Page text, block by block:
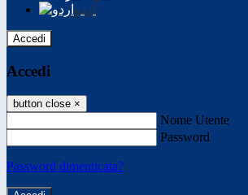
اردو
Accedi
Accedi
button close ×
Nome Utente
Password
Password dimenticata?